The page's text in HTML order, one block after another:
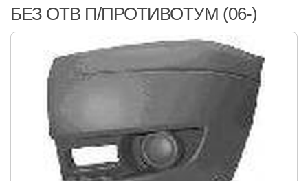
БЕЗ ОТВ П/ПРОТИВОТУМ (06-)